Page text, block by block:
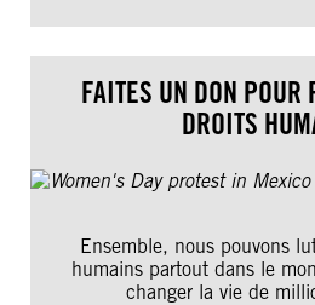
FAITES UN DON POUR
DROITS
Ensemble, nous pouvons
humains partout dans le
changer la vie de